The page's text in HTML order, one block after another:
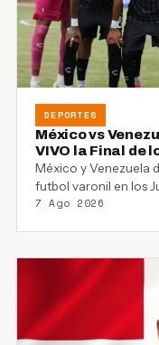
DEPORTES
México vs
VIVO la Final de
México y Venezuela
futbol varonil en los
7 Ago 2026